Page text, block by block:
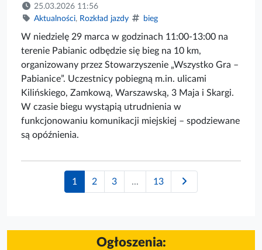
25.03.2026 11:56
Aktualności, Rozkład jazdy bieg
W niedzielę 29 marca w godzinach 11:00-13:00 na
terenie Pabianic odbędzie się bieg na 10 km,
organizowany przez Stowarzyszenie „Wszystko Gra –
Pabianice”. Uczestnicy pobiegną m.in. ulicami
Kilińskiego, Zamkową, Warszawską, 3 Maja i Skargi.
W czasie biegu wystąpią utrudnienia w
funkcjonowaniu komunikacji miejskiej – spodziewane
są opóźnienia.
1 2 3 ... 13 Następna strona
Ogłoszenia: